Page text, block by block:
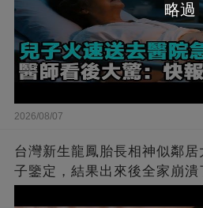
2026/08/07
台灣新生龍鳳胎長相神似鄰
子鑒定，結果出來後全家崩潰
略過